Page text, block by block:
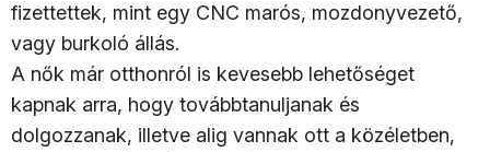
fizettettek, mint egy CNC marós, mozdonyvezető,
vagy burkoló állás.
A nők már otthonról is kevesebb lehetőséget
kapnak arra, hogy továbbtanuljanak és
dolgozzanak, illetve alig vannak ott a közéletben,